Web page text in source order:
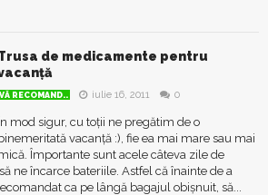
de medicamente pentru
VĂ RECOMAND.. iulie 16, 2011 0
mod sigur, cu toții ne pregătim de o
vacanță :), fie ea mai mare sau mai
Împortante sunt acele câteva zile de
ne încarce bateriile. Astfel că înainte de a
ca pe lângă bagajul obișnuit, să...